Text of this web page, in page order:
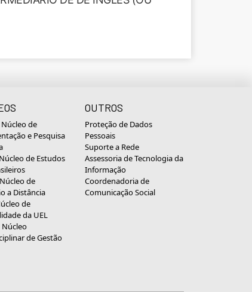
Núcleo de
e Pesquisa
de Estudos
de
a Distância
de
da UEL
Núcleo
de Gestão
OUTROS
Proteção de Dados
Pessoais
Suporte a Rede
Assessoria de Tecnologia da
Informação
Coordenadoria de
Comunicação Social